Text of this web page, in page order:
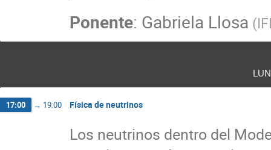
Ponente: Gabriela Llosa (
17:00 → 19:00 Física de neutrinos
Los neutrinos dentro del